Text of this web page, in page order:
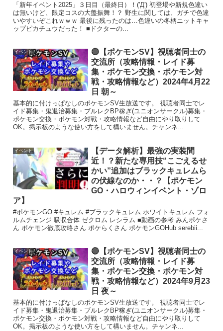
「新年イベント2025」３日目（最終日）！('Д') 初登場や新規色違い
は無いけど、限定コスの大盤振舞！？ 野生に関しては、ガチで色違
いやすいぞこれｗｗｗ 最後に残ったのは…色違いの冬柄ニットキャ
ップピカチュウだった！ ■ドクターの...
イベント
🔴【ポケモンSV】視聴者同士の
交流所（攻略情報・レイド募
集・ポケモン交換・ポケモン対
戦・攻略情報など）2024年4月22
日 朝～
基本的に付けっぱなしのポケモンSV生放送です。 視聴者同士でレ
イド募集・鬼退治募集・ブルレクBP稼ぎ(ユニオンサークル)募集・
ポケモン交換・ポケモン対戦・攻略情報など自由にやり取りして
OK。掲示板のような使い方をして構いません。チャンネ...
イベント
【データ解析】最強の実装間
近！？新たな専用技“こごえるせ
かい”追加はブラックキュレムら
の伏線なのか・・？【ポケモン
GO・ハロウィンイベント・ゾロ
ア】
#ポケモンGO #キュレム #ブラックキュレム ホワイトキュレム フォ
ルムチェンジ 吸収合体 ゼクロム レシラム ■動画の参考 みんポケさ
ん ポケモン徹底攻略さん ポケらくさん ポケモンGOHub serebii...
イベント
🔴【ポケモンSV】視聴者同士の
交流所（攻略情報・レイド募
集・ポケモン交換・ポケモン対
戦・攻略情報など）2024年9月23
日 夜～
基本的に付けっぱなしのポケモンSV生放送です。 視聴者同士でレ
イド募集・鬼退治募集・ブルレクBP稼ぎ(ユニオンサークル)募集・
ポケモン交換・ポケモン対戦・攻略情報など自由にやり取りして
OK。掲示板のような使い方をして構いません。チャンネ...